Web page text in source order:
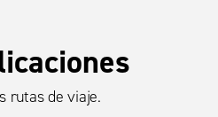
rutas de viaje.